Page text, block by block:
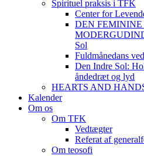
Spirituel praksis i TFK
Center for
DEN
Sol
Fuldmånedans
Den Indre Sol:
åndedræt og lyd
HEARTS AND
Kalender
Om os
Om TFK
Vedtægter
Referat af
Om teosofi